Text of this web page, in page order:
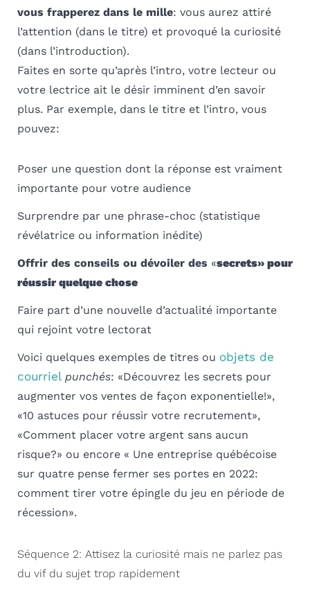
vous frapperez dans le mille: vous aurez attiré
l’attention (dans le titre) et provoqué la curiosité
(dans l’introduction).
Faites en sorte qu’après l’intro, votre lecteur ou
votre lectrice ait le désir imminent d’en savoir
plus. Par exemple, dans le titre et l’intro, vous
pouvez:
Poser une question dont la réponse est vraiment
importante pour votre audience
Surprendre par une phrase-choc (statistique
révélatrice ou information inédite)
Offrir des conseils ou dévoiler des «secrets» pour
réussir quelque chose
Faire part d’une nouvelle d’actualité importante
qui rejoint votre lectorat
Voici quelques exemples de titres ou objets de
courriel punchés: «Découvrez les secrets pour
augmenter vos ventes de façon exponentielle!»,
«10 astuces pour réussir votre recrutement»,
«Comment placer votre argent sans aucun
risque?» ou encore « Une entreprise québécoise
sur quatre pense fermer ses portes en 2022:
comment tirer votre épingle du jeu en période de
récession».
Séquence 2: Attisez la curiosité mais ne parlez pas
du vif du sujet trop rapidement